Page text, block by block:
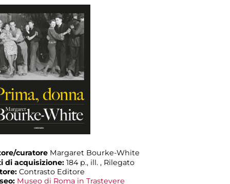
curatore Margaret Bourke-White
di acquisizione: 184 p., ill. , Rilegato
Contrasto Editore
Museo di Roma in Trastevere